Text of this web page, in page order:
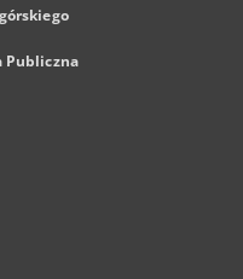
Publiczna